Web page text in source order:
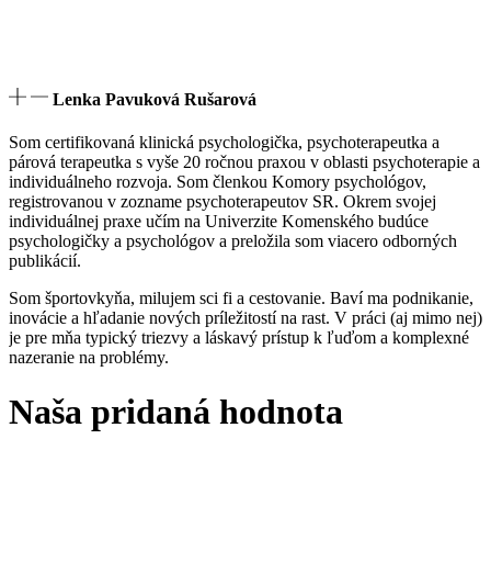
Lenka Pavuková Rušarová
Som certifikovaná klinická psychologička, psychoterapeutka a
párová terapeutka s vyše 20 ročnou praxou v oblasti psychoterapie a
individuálneho rozvoja. Som členkou Komory psychológov,
registrovanou v zozname psychoterapeutov SR. Okrem svojej
individuálnej praxe učím na Univerzite Komenského budúce
psychologičky a psychológov a preložila som viacero odborných
publikácií.
Som športovkyňa, milujem sci fi a cestovanie. Baví ma podnikanie,
inovácie a hľadanie nových príležitostí na rast. V práci (aj mimo nej)
je pre mňa typický triezvy a láskavý prístup k ľuďom a komplexné
nazeranie na problémy.
Naša pridaná hodnota